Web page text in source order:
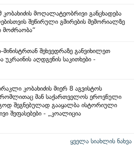
მოღალატეობრივი განცხადება
შეწირული გმირების მემორიალზე
მოძრაობა“
მინისტრთან შეხვედრაზე განვიხილეთ
უკრაინის აღდგენის საკითხები -
კობახიძის მიერ 8 აგვისტოს
რომლითაც მან საქართველოს ეროვნული
შეგნებულად გააყალბა ისტორიული
შეფასებები - „კოალიცია
ყველა სიახლის ნახვა